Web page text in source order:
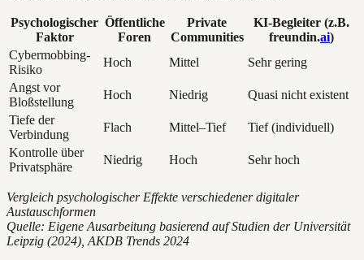
Psychologischer
Faktor
Öffentliche
Foren
Private
Communities
KI-Begleiter (z.B.
freundin.ai)
Cybermobbing-
Risiko
Hoch Mittel
Sehr gering
Angst vor
Bloßstellung
Hoch Niedrig
Quasi nicht existent
Tiefe der
Verbindung
Flach Mittel–Tief
Tief (individuell)
Kontrolle über
Privatsphäre
Niedrig Hoch Sehr hoch
Vergleich psychologischer Effekte verschiedener digitaler
Austauschformen
Quelle: Eigene Ausarbeitung basierend auf Studien der Universität
Leipzig (2024), AKDB Trends 2024